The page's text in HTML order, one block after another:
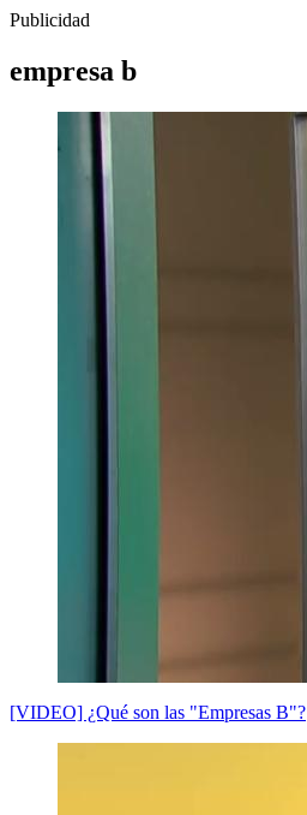
Publicidad
empresa b
[VIDEO] ¿Qué son las "Empresas B"?